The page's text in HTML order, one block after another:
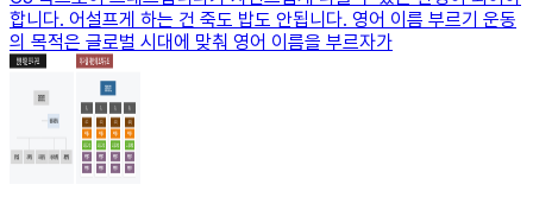
합니다. 어설프게 하는 건 죽도 밥도 안됩니다. 영어 이름 부르기 운동
의 목적은 글로벌 시대에 맞춰 영어 이름을 부르자가